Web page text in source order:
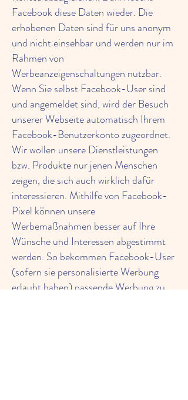
Facebook diese Daten wieder. Die
erhobenen Daten sind für uns anonym
und nicht einsehbar und werden nur im
Rahmen von
Werbeanzeigenschaltungen nutzbar.
Wenn Sie selbst Facebook-User sind
und angemeldet sind, wird der Besuch
unserer Webseite automatisch Ihrem
Facebook-Benutzerkonto zugeordnet.
Wir wollen unsere Dienstleistungen
bzw. Produkte nur jenen Menschen
zeigen, die sich auch wirklich dafür
interessieren. Mithilfe von Facebook-
Pixel können unsere
Werbemaßnahmen besser auf Ihre
Wünsche und Interessen abgestimmt
werden. So bekommen Facebook-User
(sofern sie personalisierte Werbung
erlaubt haben) passende Werbung zu